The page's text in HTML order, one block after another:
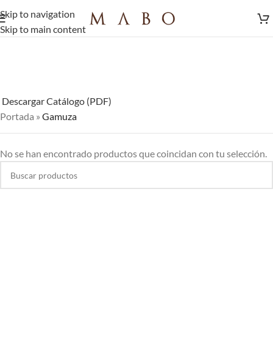
Skip to navigation
Skip to main content
Descargar Catálogo (PDF)
Portada » Gamuza
No se han encontrado productos que coincidan con tu selección.